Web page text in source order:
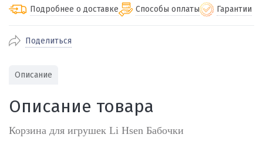
Подробнее о доставке
По Екатеринбургу бесплатная
Отправляем во все регионы России
службами Пэк, Кит, Луч, Сдэк, Озон
доставка, Почта РФ или любой другой
Способы оплаты
Через СБП при получении (для
Екатеринбурга и близлежащих
городов)
Гарантии
Поделиться
Описание
Описание товара
Корзина для игрушек Li Hsen Бабочки